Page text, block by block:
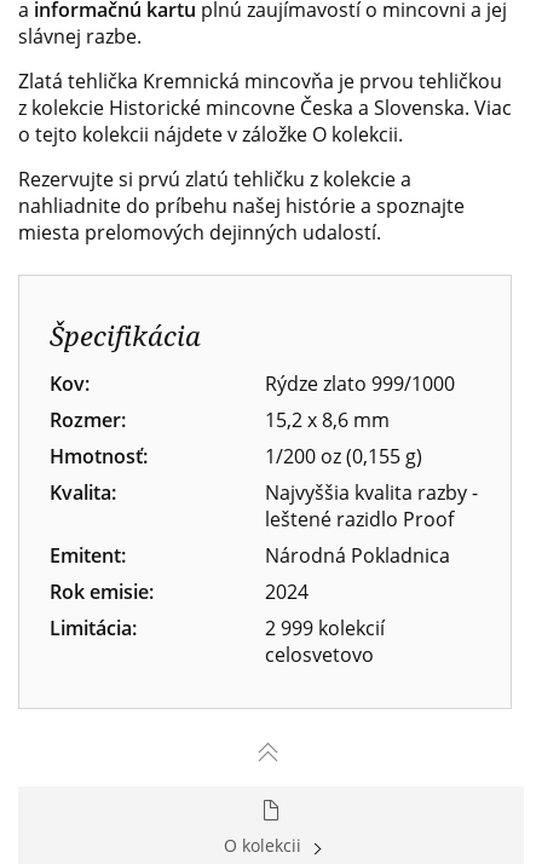
a informačnú kartu plnú zaujímavostí o mincovni a jej
slávnej razbe.
Zlatá tehlička Kremnická mincovňa je prvou tehličkou
z kolekcie Historické mincovne Česka a Slovenska. Viac
o tejto kolekcii nájdete v záložke O kolekcii.
Rezervujte si prvú zlatú tehličku z kolekcie a
nahliadnite do príbehu našej histórie a spoznajte
miesta prelomových dejinných udalostí.
Špecifikácia
Kov:
Rýdze zlato 999/1000
Rozmer:
15,2 x 8,6 mm
Hmotnosť:
1/200 oz (0,155 g)
Kvalita:
Najvyššia kvalita razby -
leštené razidlo Proof
Emitent:
Národná Pokladnica
Rok emisie:
2024
Limitácia:
2 999 kolekcií
celosvetovo
O kolekcii